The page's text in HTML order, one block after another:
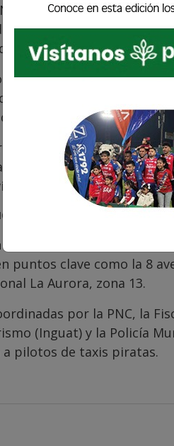
Civil (PNC) de las
con el Ministerio
la ciudad altense.
Quetzaltenango ya se
preventivas.
unidades especializadas
41 en coordinación con
operativos en las
qO5fnZwbMa
Ciudad de Guatemala,
puntos clave como la 8
La Aurora, zona 13.
por la PNC, la
(Inguat) y la Policía
pilotos de taxis piratas.